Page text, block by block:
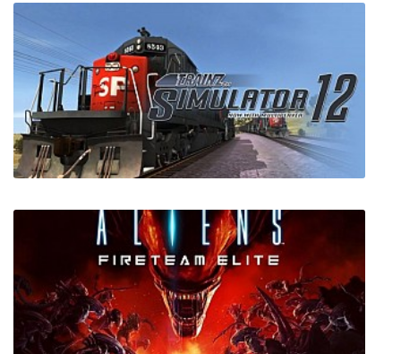
Elven Legacy + на русском
Trainz Simulator 12 + все дополнения